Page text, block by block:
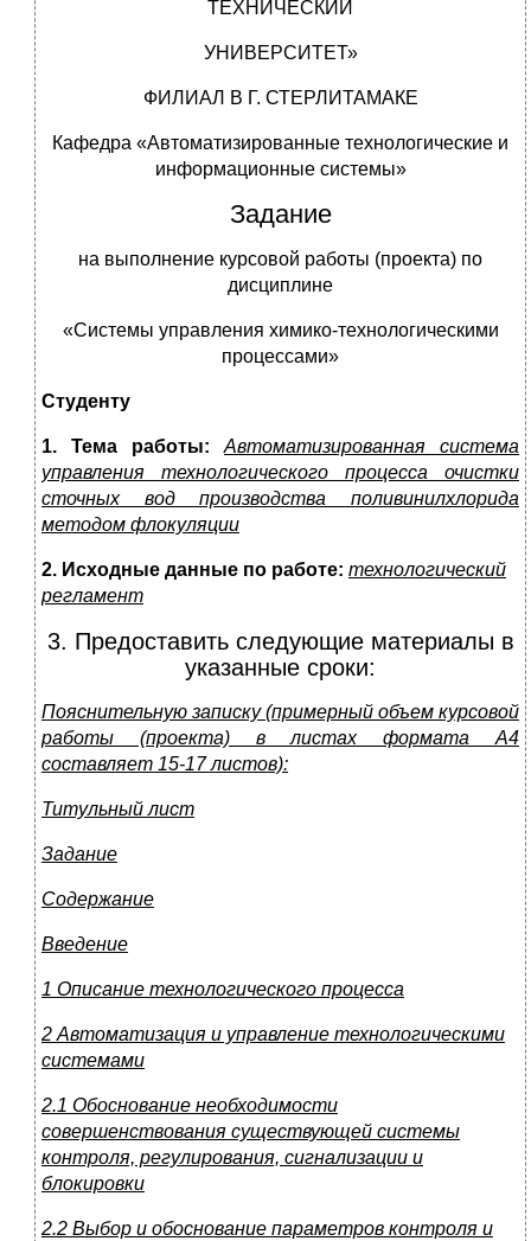
ТЕХНИЧЕСКИЙ
УНИВЕРСИТЕТ»
ФИЛИАЛ В Г. СТЕРЛИТАМАКЕ
Кафедра «Автоматизированные технологические и
информационные системы»
Задание
на выполнение курсовой работы (проекта) по
дисциплине
«Системы управления химико-технологическими
процессами»
Студенту
1. Тема работы:
Автоматизированная система
управления технологического процесса очистки
сточных вод производства поливинилхлорида
методом флокуляции
2. Исходные данные по работе: технологический
регламент
3. Предоставить следующие материалы в
указанные сроки:
Пояснительную записку (примерный объем курсовой
работы (проекта) в листах формата А4
составляет 15-17 листов):
Титульный лист
Задание
Содержание
Введение
1 Описание технологического процесса
2 Автоматизация и управление технологическими
системами
2.1 Обоснование необходимости
совершенствования существующей системы
контроля, регулирования, сигнализации и
блокировки
2.2 Выбор и обоснование параметров контроля и